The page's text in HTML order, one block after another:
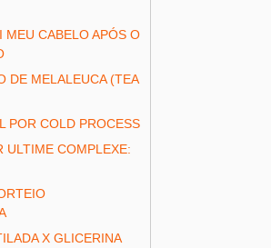
MEU CABELO APÓS O
DE MELALEUCA (TEA
POR COLD PROCESS
ULTIME COMPLEXE:
X GLICERINA